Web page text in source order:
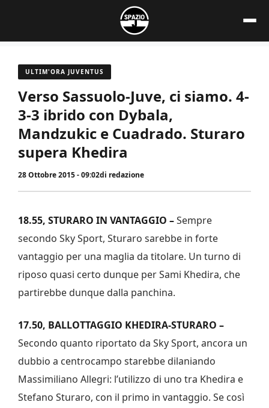
contenuto
ULTIM'ORA JUVENTUS
Verso Sassuolo-Juve, ci siamo. 4-
3-3 ibrido con Dybala,
Mandzukic e Cuadrado. Sturaro
supera Khedira
28 Ottobre 2015 - 09:02di redazione
18.55, STURARO IN VANTAGGIO –Sempre
secondo Sky Sport, Sturaro sarebbe in forte
vantaggio per una maglia da titolare. Un turno di
riposo quasi certo dunque per Sami Khedira, che
partirebbe dunque dalla panchina.
17.50, BALLOTTAGGIO KHEDIRA-STURARO –
Secondo quanto riportato da Sky Sport, ancora un
dubbio a centrocampo starebbe dilaniando
Massimiliano Allegri: l’utilizzo di uno tra Khedira e
Stefano Sturaro, con il primo in vantaggio. Se così